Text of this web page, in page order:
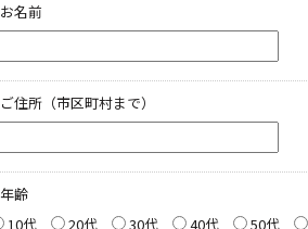
お名前
ご住所（市区町村まで）
年齢
10代
20代 30代 40代 50代